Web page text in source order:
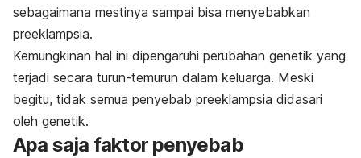
sebagaimana mestinya sampai bisa menyebabkan
preeklampsia.
Kemungkinan hal ini dipengaruhi perubahan genetik yang
terjadi secara turun-temurun dalam keluarga. Meski
begitu, tidak semua penyebab preeklampsia didasari
oleh genetik.
Apa saja faktor penyebab